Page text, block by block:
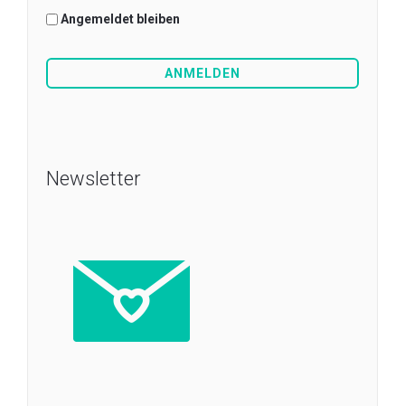
Angemeldet bleiben
Newsletter